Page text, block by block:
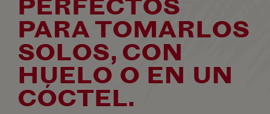
PERFECTOS
PARA TOMARLOS
SOLOS, CON
HUELO O EN UN
CÓCTEL.